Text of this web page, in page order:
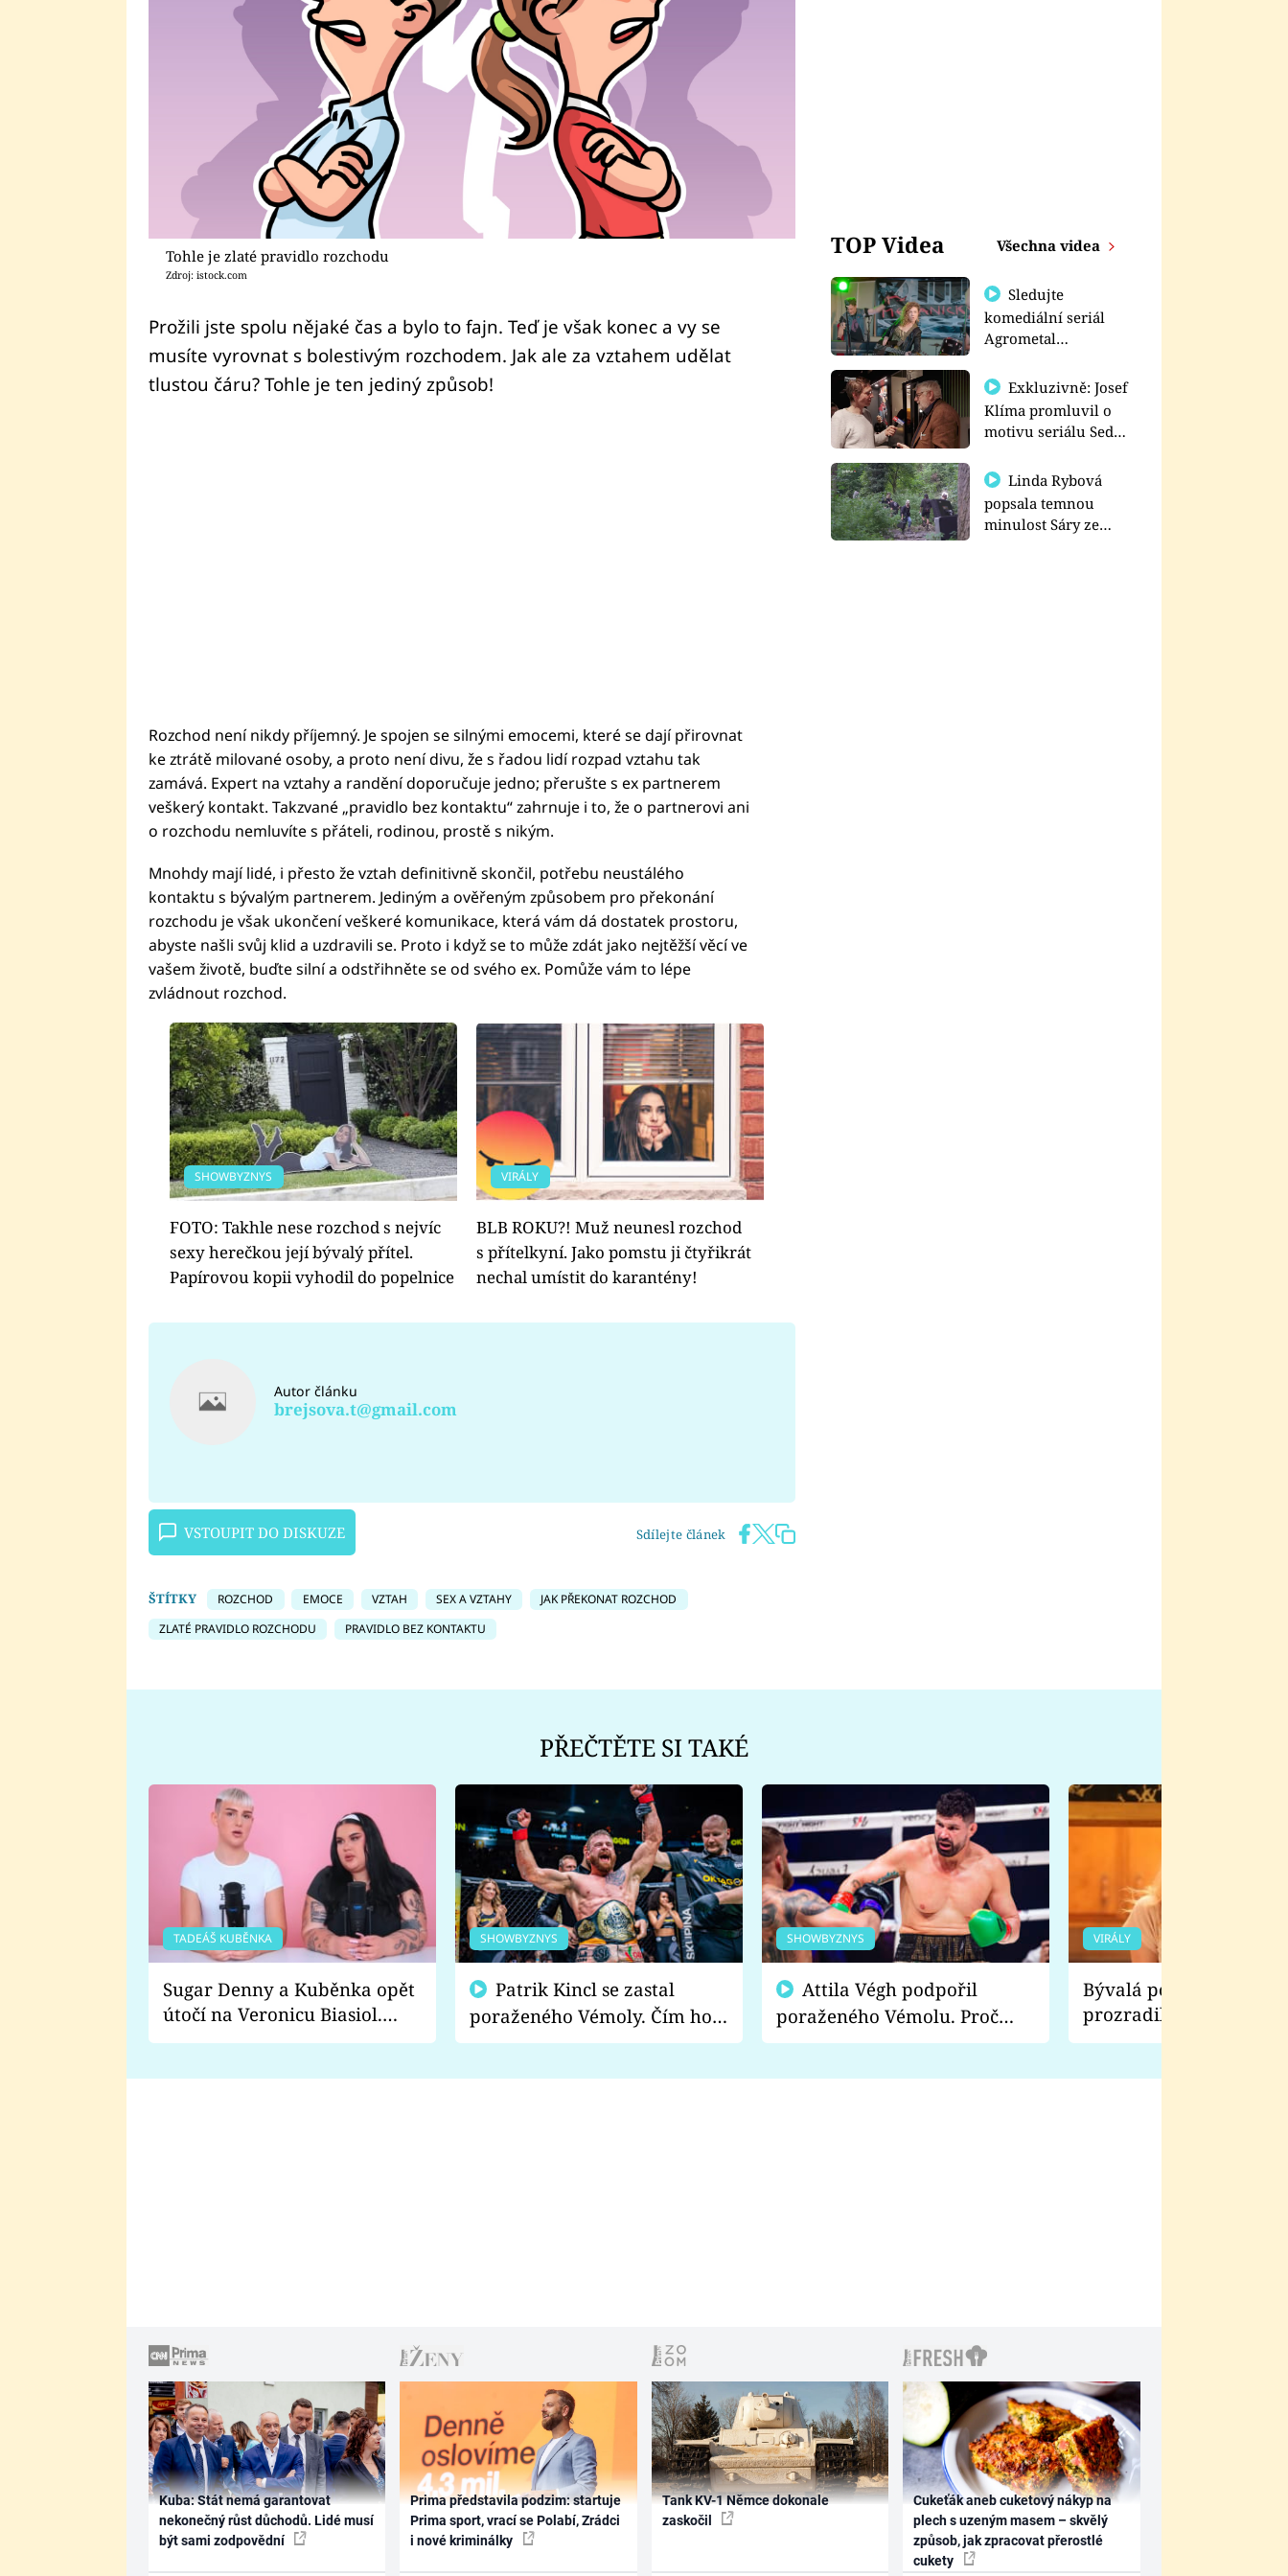
Tohle je zlaté pravidlo rozchodu
Zdroj: istock.com
Prožili jste spolu nějaké čas a bylo to fajn. Teď je však konec a vy se
musíte vyrovnat s bolestivým rozchodem. Jak ale za vztahem udělat
tlustou čáru? Tohle je ten jediný způsob!
Rozchod není nikdy příjemný. Je spojen se silnými emocemi, které se dají přirovnat
ke ztrátě milované osoby, a proto není divu, že s řadou lidí rozpad vztahu tak
zamává. Expert na vztahy a randění doporučuje jedno; přerušte s ex partnerem
veškerý kontakt. Takzvané „pravidlo bez kontaktu“ zahrnuje i to, že o partnerovi ani
o rozchodu nemluvíte s přáteli, rodinou, prostě s nikým.
Mnohdy mají lidé, i přesto že vztah definitivně skončil, potřebu neustálého
kontaktu s bývalým partnerem. Jediným a ověřeným způsobem pro překonání
rozchodu je však ukončení veškeré komunikace, která vám dá dostatek prostoru,
abyste našli svůj klid a uzdravili se. Proto i když se to může zdát jako nejtěžší věcí ve
vašem životě, buďte silní a odstřihněte se od svého ex. Pomůže vám to lépe
zvládnout rozchod.
SHOWBYZNYS
FOTO: Takhle nese rozchod s nejvíc
sexy herečkou její bývalý přítel.
Papírovou kopii vyhodil do popelnice
VIRÁLY
BLB ROKU?! Muž neunesl rozchod
s přítelkyní. Jako pomstu ji čtyřikrát
nechal umístit do karantény!
Autor článku
brejsova.t@gmail.com
VSTOUPIT DO DISKUZE Sdílejte článek
ŠTÍTKY ROZCHOD EMOCE VZTAH SEX A VZTAHY
JAK PŘEKONAT ROZCHOD
ZLATÉ PRAVIDLO ROZCHODU
PRAVIDLO BEZ KONTAKTU
TOP Videa Všechna videa
Sledujte
komediální seriál
Agrometal
prima+
Exkluzivně: Josef
Klíma promluvil o
motivu seriálu Sedm
Linda Rybová
popsala temnou
minulost Sáry ze
PŘEČTĚTE SI TAKÉ
TADEÁŠ KUBĚNKA
Sugar Denny a Kuběnka opět
útočí na Veronicu Biasiol.
Proč je podle nich falešná a
SHOWBYZNYS
poraženého Vémoly. Čím ho
fanoušci naštvali?
SHOWBYZNYS
poraženého Vémolu. Proč
chce raději zápasit s ním než
VIRÁLY
Bývalá pornoherečka
prozradila, co ji
natáčení Euforie.
Kuba: Stát nemá garantovat
nekonečný růst důchodů. Lidé musí
být sami zodpovědní
Prima představila podzim: startuje
Prima sport, vrací se Polabí, Zrádci
i nové kriminálky
Tank KV-1 Němce dokonale
zaskočil
Cukeťák aneb cuketový nákyp na
plech s uzeným masem – skvělý
způsob, jak zpracovat přerostlé
cukety